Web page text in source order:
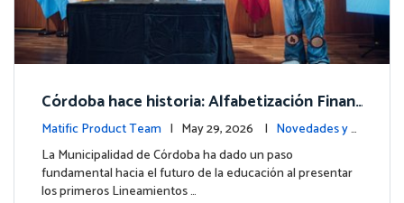
Córdoba hace historia: Alfabetización Finan
ciera para más de 13.000 estudiantes junto
a Matific
Matific Product Team | May 29, 2026 | Novedades y e
ventos
La Municipalidad de Córdoba ha dado un paso
fundamental hacia el futuro de la educación al presentar
los primeros Lineamientos …